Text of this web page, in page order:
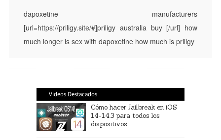
dapoxetine manufacturers
[url=https://priligy.site/#]priligy australia buy [/url] how
much longer is sex with dapoxetine how much is priligy
Videos Destacados
Cómo hacer Jailbreak en iOS
14-14.3 para todos los
dispositivos